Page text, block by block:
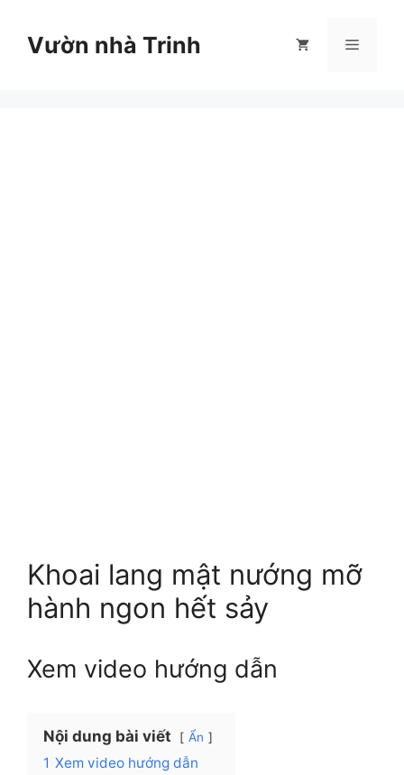
Vườn nhà Trinh Menu
Khoai lang mật nướng mỡ
hành ngon hết sảy
Xem video hướng dẫn
Nội dung bài viết Ẩn
1 Xem video hướng dẫn